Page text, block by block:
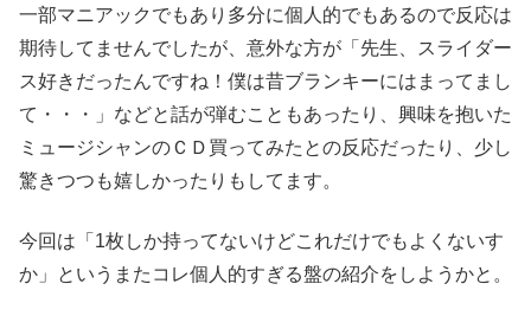
一部マニアックでもあり多分に個人的でもあるので反応は
期待してませんでしたが、意外な方が「先生、スライダー
ス好きだったんですね！僕は昔ブランキーにはまってまし
て・・・」などと話が弾むこともあったり、興味を抱いた
ミュージシャンのＣＤ買ってみたとの反応だったり、少し
驚きつつも嬉しかったりもしてます。
今回は「1枚しか持ってないけどこれだけでもよくないす
か」というまたコレ個人的すぎる盤の紹介をしようかと。